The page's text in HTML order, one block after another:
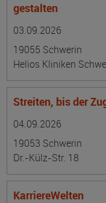
gestalten
03.09.2026
19055 Schwerin
Helios Kliniken
Streiten, bis der
04.09.2026
19053 Schwerin
Dr.-Külz-Str. 18
KarriereWelten